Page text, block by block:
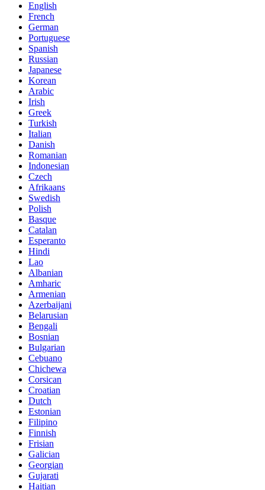
English
French
German
Portuguese
Spanish
Russian
Japanese
Korean
Arabic
Irish
Greek
Turkish
Italian
Danish
Romanian
Indonesian
Czech
Afrikaans
Swedish
Polish
Basque
Catalan
Esperanto
Hindi
Lao
Albanian
Amharic
Armenian
Azerbaijani
Belarusian
Bengali
Bosnian
Bulgarian
Cebuano
Chichewa
Corsican
Croatian
Dutch
Estonian
Filipino
Finnish
Frisian
Galician
Georgian
Gujarati
Haitian